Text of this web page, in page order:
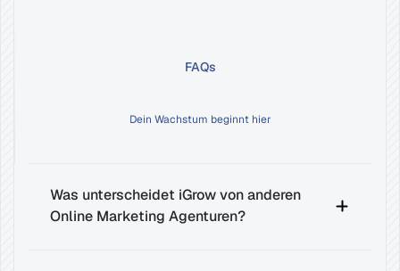
FAQs
Dein Wachstum beginnt hier
Was unterscheidet iGrow von anderen
Online Marketing Agenturen?